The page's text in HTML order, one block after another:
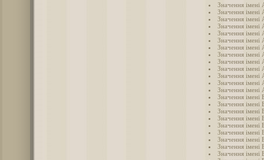
Значення імені
Значення імені
Значення імені
Значення імені
Значення імені
Значення імені
Значення імені
Значення імені
Значення імені
Значення імені
Значення імені
Значення імені
Значення імені
Значення імені
Значення імені
Значення імені
Значення імені
Значення імені
Значення імені
Значення імені
Значення імені
Значення імені